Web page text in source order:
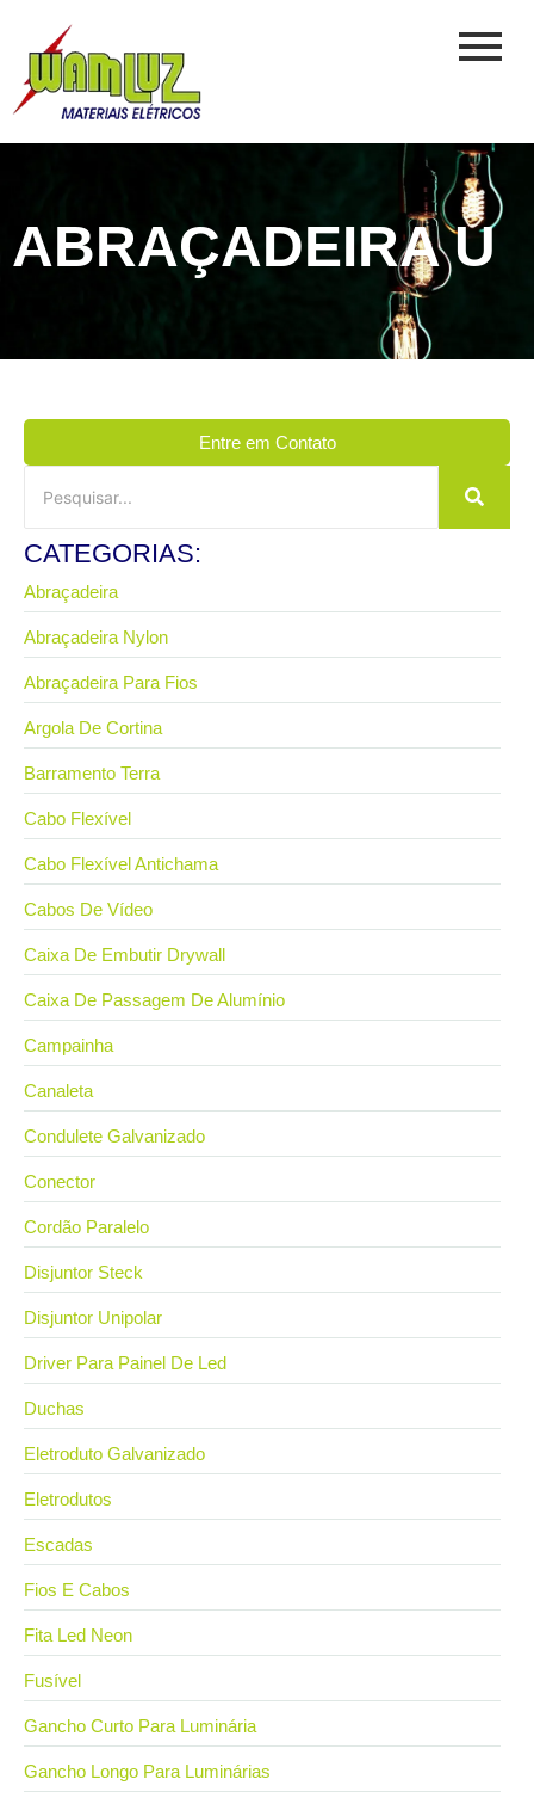
ABRAÇADEIRA U
Entre em Contato
CATEGORIAS:
Abraçadeira
Abraçadeira Nylon
Abraçadeira Para Fios
Argola De Cortina
Barramento Terra
Cabo Flexível
Cabo Flexível Antichama
Cabos De Vídeo
Caixa De Embutir Drywall
Caixa De Passagem De Alumínio
Campainha
Canaleta
Condulete Galvanizado
Conector
Cordão Paralelo
Disjuntor Steck
Disjuntor Unipolar
Driver Para Painel De Led
Duchas
Eletroduto Galvanizado
Eletrodutos
Escadas
Fios E Cabos
Fita Led Neon
Fusível
Gancho Curto Para Luminária
Gancho Longo Para Luminárias